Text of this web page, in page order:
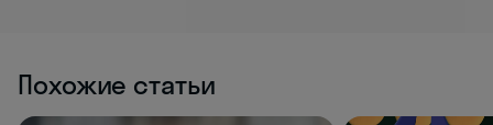
Похожие статьи